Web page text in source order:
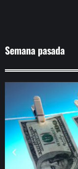
Semana pasada